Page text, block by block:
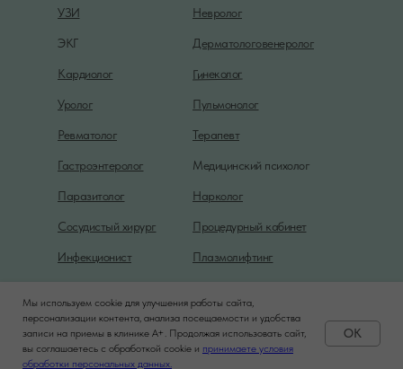
Мы используем cookie для улучшения работы сайта,
персонализации контента, анализа посещаемости и удобства
записи на приемы в клинике A+. Продолжая использовать сайт,
вы соглашаетесь с обработкой cookie и принимаете условия
обработки персональных данных.
OK
Политика конфиденциальности
Уролог
Кардиолог
ЭКГ
УЗИ
Инфекционист
Сосудистый хирург
Паразитолог
Медицинский психолог
Ревматолог
Пульмонолог
Гинеколог
Дерматологовенеролог
Невролог
Плазмолифтинг
Процедурный кабинет
Нарколог
Гастроэнтеролог
Терапевт
Задать вопрос